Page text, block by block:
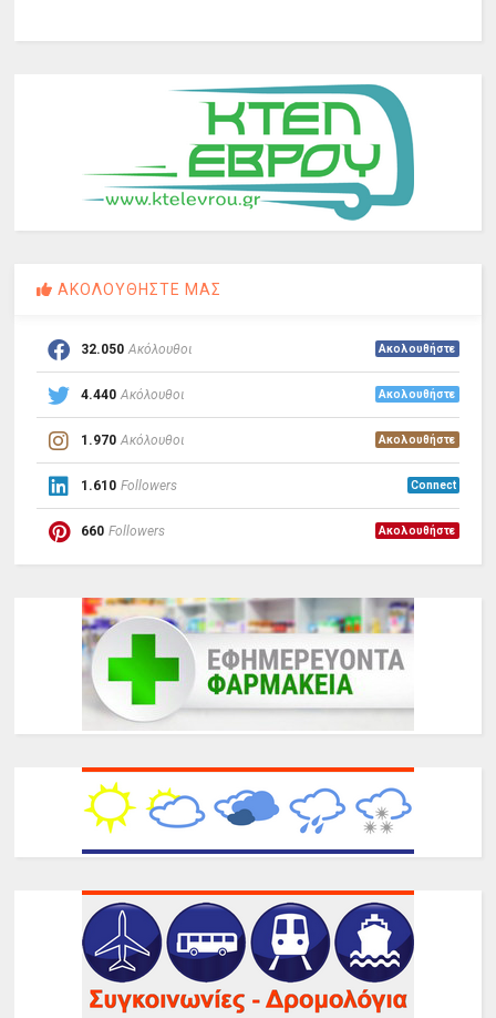
ΑΚΟΛΟΥΘΗΣΤΕ ΜΑΣ
32.050 Ακόλουθοι Ακολουθήστε
4.440 Ακόλουθοι Ακολουθήστε
1.970 Ακόλουθοι Ακολουθήστε
1.610 Followers Connect
660 Followers Ακολουθήστε